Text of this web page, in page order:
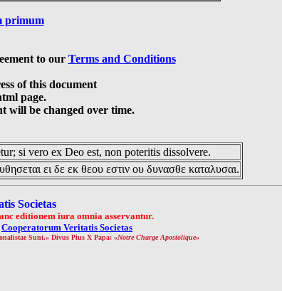
primum
to our Terms and Conditions
of this document
page.
will be changed over time.
si vero ex Deo est, non poteritis dissolvere.
ει δε εκ θεου εστιν ου δυνασθε καταλυσαι.
Societas
editionem iura omnia asservantur.
Cooperatorum Veritatis Societas
Sunt.» Divus Pius X Papa: «Notre Charge Apostolique»